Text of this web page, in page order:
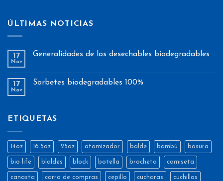
ÚLTIMAS NOTICIAS
17
Nov
Generalidades de los desechables biodegradables
17
Nov
Sorbetes biodegradables 100%
ETIQUETAS
14oz 16.5oz 25oz atomizador balde bambú basura
bio life blaldes block botella brocheta camiseta
canasta carro de compras cepillo cucharas cuchillos